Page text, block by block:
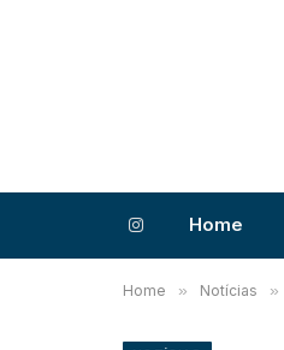
InstagramHome
Home » Notícias »